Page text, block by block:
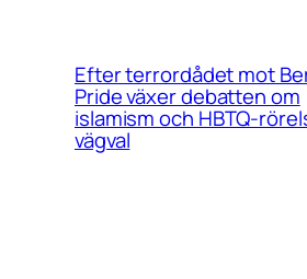
Efter terrordådet mot
Pride växer debatten om
islamism och HBTQ-
vägval